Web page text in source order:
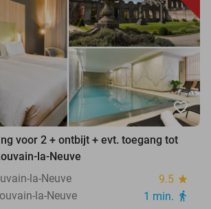
favorite_border
voor 2 + ontbijt + evt. toegang tot
la-Neuve
la-Neuve
9.5 star
la-Neuve 1 min. directions_walk